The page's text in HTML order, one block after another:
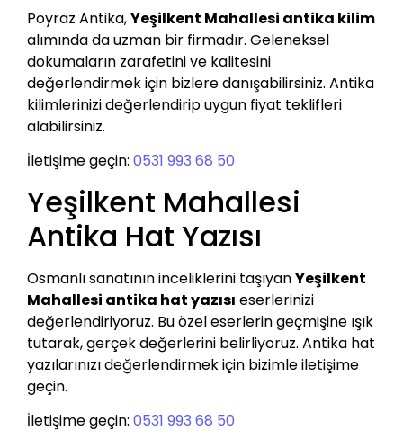
Poyraz Antika,Yeşilkent Mahallesi antika kilim
alımında da uzman bir firmadır. Geleneksel
dokumaların zarafetini ve kalitesini
değerlendirmek için bizlere danışabilirsiniz. Antika
kilimlerinizi değerlendirip uygun fiyat teklifleri
alabilirsiniz.
İletişime geçin: 0531 993 68 50
Yeşilkent Mahallesi
Antika Hat Yazısı
Osmanlı sanatının inceliklerini taşıyanYeşilkent
Mahallesi antika hat yazısı eserlerinizi
değerlendiriyoruz. Bu özel eserlerin geçmişine ışık
tutarak, gerçek değerlerini belirliyoruz. Antika hat
yazılarınızı değerlendirmek için bizimle iletişime
geçin.
İletişime geçin: 0531 993 68 50